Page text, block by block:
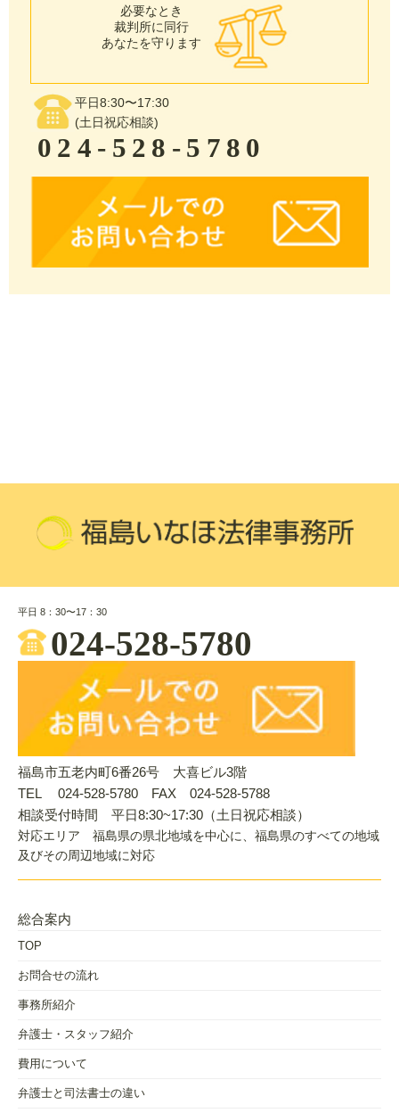
必要なとき
裁判所に同行
あなたを守ります
平日8:30〜17:30
(土日祝応相談)
024-528-5780
平日 8：30〜17：30
024-528-5780
福島市五老内町6番26号 大喜ビル3階
TEL 024-528-5780 FAX 024-528-5788
相談受付時間 平日8:30~17:30（土日祝応相談）
対応エリア 福島県の県北地域を中心に、福島県のすべての地域
及びその周辺地域に対応
総合案内
TOP
お問合せの流れ
事務所紹介
弁護士・スタッフ紹介
費用について
弁護士と司法書士の違い